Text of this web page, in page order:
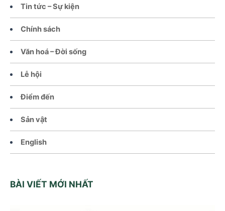
Tin tức – Sự kiện
Chính sách
Văn hoá – Đời sống
Lễ hội
Điểm đến
Sản vật
English
BÀI VIẾT MỚI NHẤT